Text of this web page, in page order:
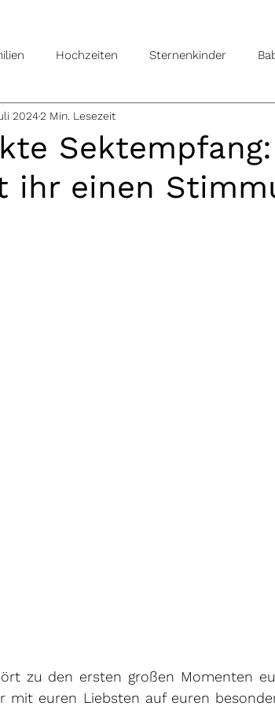
Hochzeiten Sternenkinder
ihr einen
20242 Min. Lesezeit
zu den ersten großen Momenten
mit euren Liebsten auf euren